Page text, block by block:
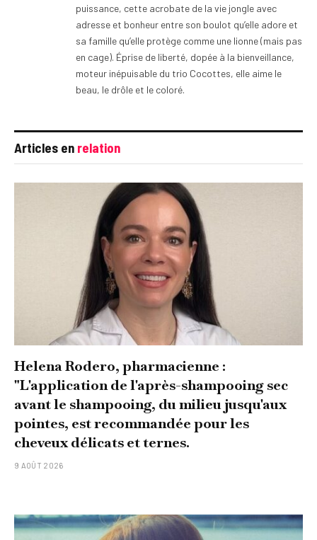
puissance, cette acrobate de la vie jongle avec
adresse et bonheur entre son boulot qu’elle adore et
sa famille qu’elle protège comme une lionne (mais pas
en cage). Éprise de liberté, dopée à la bienveillance,
moteur inépuisable du trio Cocottes, elle aime le
beau, le drôle et le coloré.
Articles en relation
Helena Rodero, pharmacienne :
"L'application de l'après-shampooing sec
avant le shampooing, du milieu jusqu'aux
pointes, est recommandée pour les
cheveux délicats et ternes.
9 AOÛT 2026